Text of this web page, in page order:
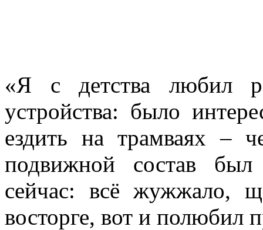
«Я с детства любил
устройства: было
ездить на трамваях –
подвижной состав
сейчас: всё жужжало,
восторге, вот и полюбил